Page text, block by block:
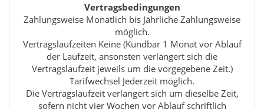
Vertragsbedingungen
Zahlungsweise Monatlich bis Jährliche Zahlungsweise
möglich.
Vertragslaufzeiten Keine (Kündbar 1 Monat vor Ablauf
der Laufzeit, ansonsten verlängert sich die
Vertragslaufzeit jeweils um die vorgegebene Zeit.)
Tarifwechsel Jederzeit möglich.
Die Vertragslaufzeit verlängert sich um dieselbe Zeit,
sofern nicht vier Wochen vor Ablauf schriftlich